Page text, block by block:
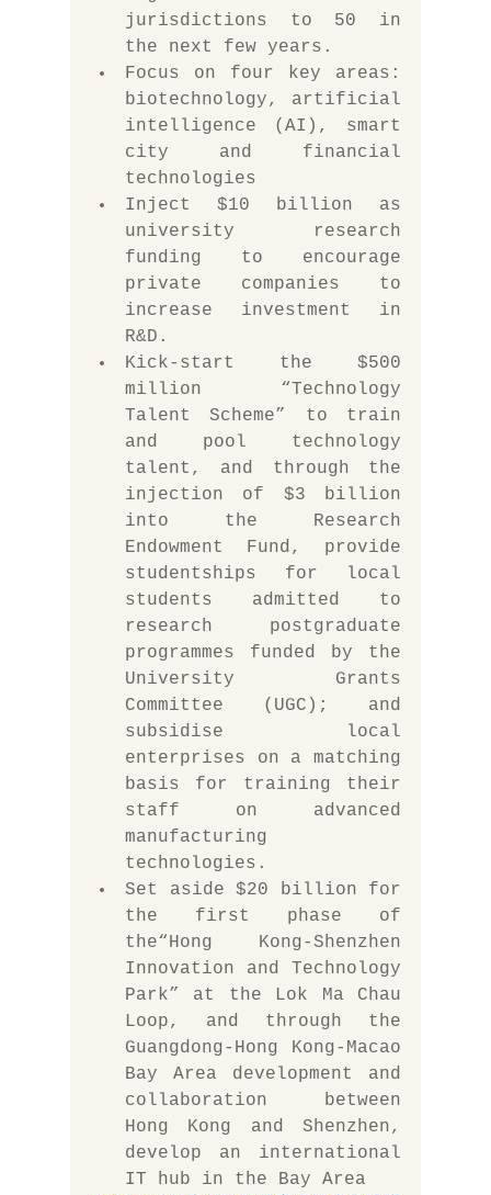
jurisdictions to 50 in
the next few years.
Focus on four key areas:
biotechnology, artificial
intelligence (AI), smart
city and financial
technologies
Inject $10 billion as
university research
funding to encourage
private companies to
increase investment in
R&D.
Kick-start the $500
million “Technology
Talent Scheme” to train
and pool technology
talent, and through the
injection of $3 billion
into the Research
Endowment Fund, provide
studentships for local
students admitted to
research postgraduate
programmes funded by the
University Grants
Committee (UGC); and
subsidise local
enterprises on a matching
basis for training their
staff on advanced
manufacturing
technologies.
Set aside $20 billion for
the first phase of
the“Hong Kong-Shenzhen
Innovation and Technology
Park” at the Lok Ma Chau
Loop, and through the
Guangdong-Hong Kong-Macao
Bay Area development and
collaboration between
Hong Kong and Shenzhen,
develop an international
IT hub in the Bay Area